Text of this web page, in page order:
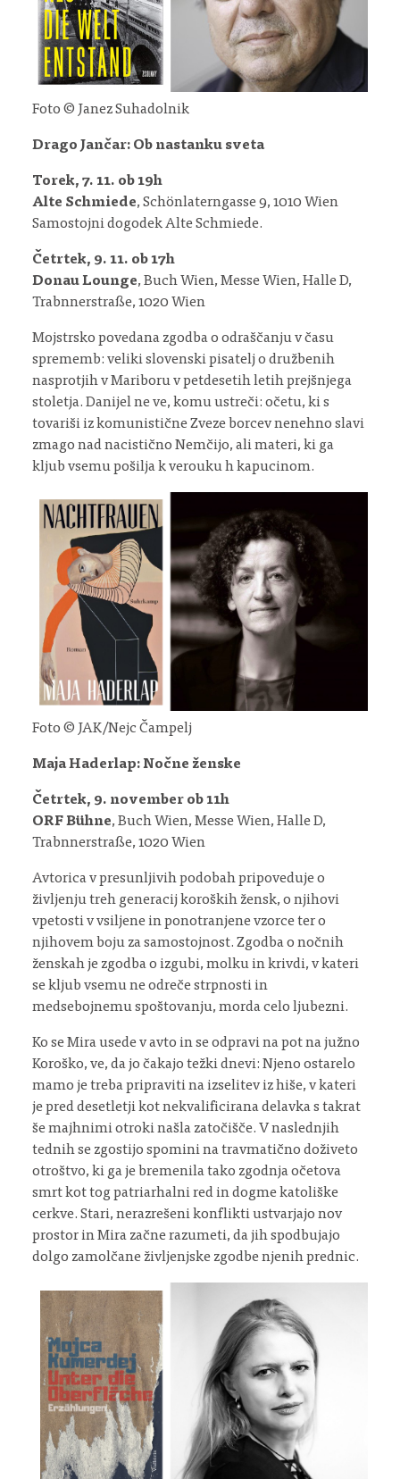
Foto © Janez Suhadolnik
Drago Jančar: Ob nastanku sveta
Torek, 7. 11. ob 19h
Alte Schmiede, Schönlaterngasse 9, 1010 Wien
Samostojni dogodek Alte Schmiede.
Četrtek, 9. 11. ob 17h
Donau Lounge, Buch Wien, Messe Wien, Halle D,
Trabnnerstraße, 1020 Wien
Mojstrsko povedana zgodba o odraščanju v času
sprememb: veliki slovenski pisatelj o družbenih
nasprotjih v Mariboru v petdesetih letih prejšnjega
stoletja. Danijel ne ve, komu ustreči: očetu, ki s
tovariši iz komunistične Zveze borcev nenehno slavi
zmago nad nacistično Nemčijo, ali materi, ki ga
kljub vsemu pošilja k verouku h kapucinom.
Foto © JAK/Nejc Čampelj
Maja Haderlap: Nočne ženske
Četrtek, 9. november ob 11h
ORF Bühne, Buch Wien, Messe Wien, Halle D,
Trabnnerstraße, 1020 Wien
Avtorica v presunljivih podobah pripoveduje o
življenju treh generacij koroških žensk, o njihovi
vpetosti v vsiljene in ponotranjene vzorce ter o
njihovem boju za samostojnost. Zgodba o nočnih
ženskah je zgodba o izgubi, molku in krivdi, v kateri
se kljub vsemu ne odreče strpnosti in
medsebojnemu spoštovanju, morda celo ljubezni.
Ko se Mira usede v avto in se odpravi na pot na južno
Koroško, ve, da jo čakajo težki dnevi: Njeno ostarelo
mamo je treba pripraviti na izselitev iz hiše, v kateri
je pred desetletji kot nekvalificirana delavka s takrat
še majhnimi otroki našla zatočišče. V naslednjih
tednih se zgostijo spomini na travmatično doživeto
otroštvo, ki ga je bremenila tako zgodnja očetova
smrt kot tog patriarhalni red in dogme katoliške
cerkve. Stari, nerazrešeni konflikti ustvarjajo nov
prostor in Mira začne razumeti, da jih spodbujajo
dolgo zamolčane življenjske zgodbe njenih prednic.